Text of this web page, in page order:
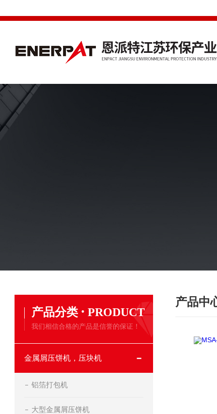
产品分类 · PRODUCT
我们相信合格的产品是信誉的保证！
金属屑压饼机，压块机
铝箔打包机
大型金属屑压饼机
产品中